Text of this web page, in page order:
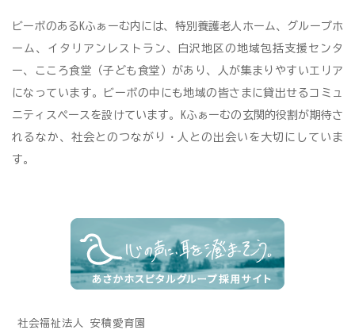
ビーボのあるKふぁーむ内には、特別養護老人ホーム、グループホ
ーム、イタリアンレストラン、白沢地区の地域包括支援センタ
ー、こころ食堂（子ども食堂）があり、人が集まりやすいエリア
になっています。ビーボの中にも地域の皆さまに貸出せるコミュ
ニティスペースを設けています。Kふぁーむの玄関的役割が期待さ
れるなか、社会とのつながり・人との出会いを大切にしていま
す。
社会福祉法人 安積愛育園